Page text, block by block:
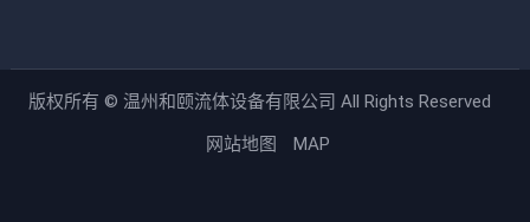
版权所有 ©温州和颐流体设备有限公司 All Rights Reserved
网站地图
MAP